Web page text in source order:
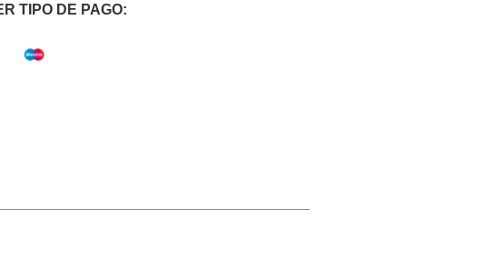
TIPO DE PAGO: